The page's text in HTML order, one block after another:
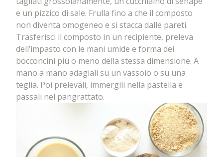
e un pizzico di sale. Frulla fino a che il composto
non diventa omogeneo e si stacca dalle pareti.
Trasferisci il composto in un recipiente, preleva
dell’impasto con le mani umide e forma dei
bocconcini più o meno della stessa dimensione. A
mano a mano adagiali su un vassoio o su una
teglia. Poi prelevali, immergili nella pastella e
passali nel pangrattato.